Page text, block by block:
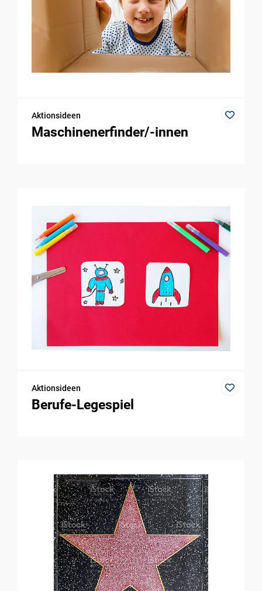
Aktionsideen
Maschinenerfinder/-innen
Aktionsideen
Berufe-Legespiel